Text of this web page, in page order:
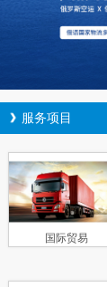
服务项目
国际贸易